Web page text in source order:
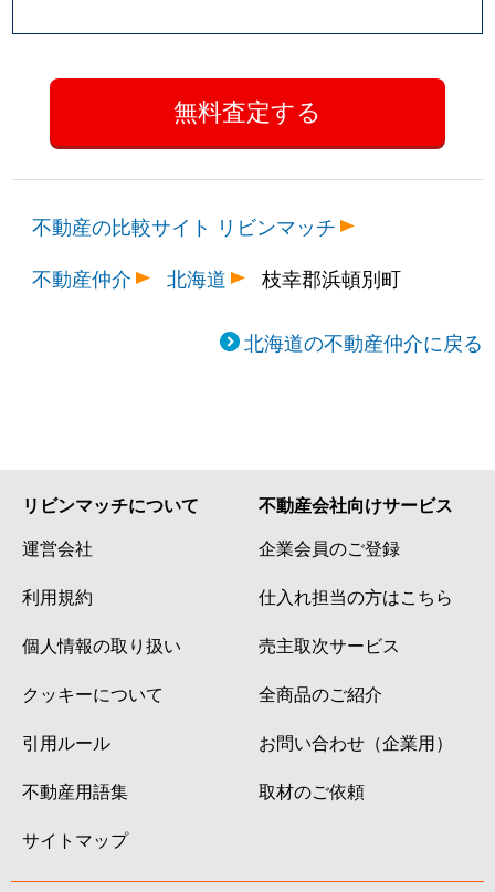
不動産の比較サイト リビンマッチ
不動産仲介
北海道 枝幸郡浜頓別町
北海道の不動産仲介に戻る
リビンマッチについて
運営会社
利用規約
個人情報の取り扱い
クッキーについて
引用ルール
不動産用語集
サイトマップ
不動産会社向けサービス
企業会員のご登録
仕入れ担当の方はこちら
売主取次サービス
全商品のご紹介
お問い合わせ（企業用）
取材のご依頼